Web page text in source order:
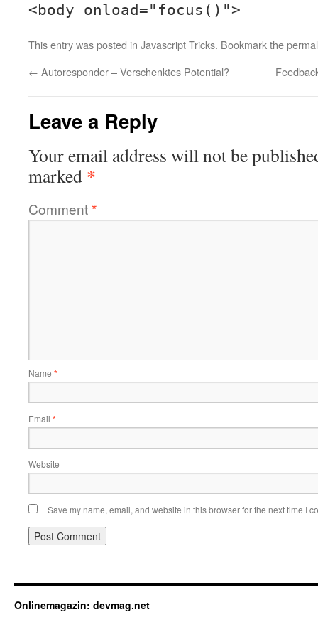
<body onload="focus()">
This entry was posted in Javascript Tricks. Bookmark the
← Autoresponder – Verschenktes Potential?
Leave a Reply
Your email address will not be
marked *
Comment*
Name *
Email *
Website
Save my name, email, and website in this browser for the next time I
Onlinemagazin: devmag.net